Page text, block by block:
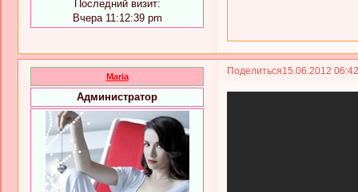
Последний визит:
Вчера 11:12:39 pm
Поделиться15.06.2012
Maria
Администратор